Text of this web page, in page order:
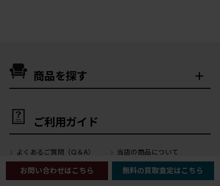
商品を探す
ご利用ガイド
よくあるご質問（Q＆A）
当店の商品について
サイトの使い方について
会員登録・特典について
お問い合わせはこちら 無料の買取査定はこちら